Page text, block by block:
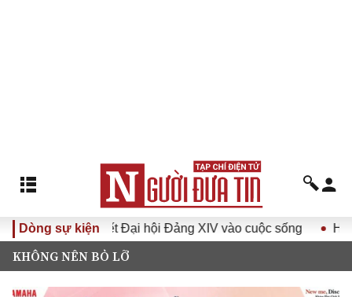
Dòng sự kiện
Nghị quyết Đại hội Đảng XIV vào cuộc sống Hướng tới
KHÔNG NÊN BỎ LỠ